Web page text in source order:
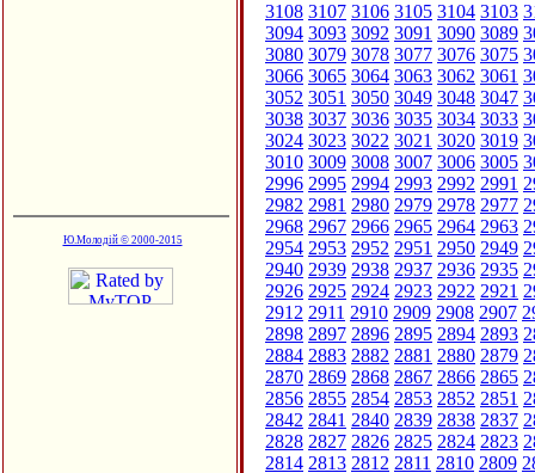
Ю.Молодій © 2000-2015
3108 3107 3106 3105 3104 3103
3094 3093 3092 3091 3090 3089
3080 3079 3078 3077 3076 3075
3066 3065 3064 3063 3062 3061
3052 3051 3050 3049 3048 3047
3038 3037 3036 3035 3034 3033
3024 3023 3022 3021 3020 3019
3010 3009 3008 3007 3006 3005
2996 2995 2994 2993 2992 2991
2982 2981 2980 2979 2978 2977
2968 2967 2966 2965 2964 2963
2954 2953 2952 2951 2950 2949
2940 2939 2938 2937 2936 2935
2926 2925 2924 2923 2922 2921
2912 2911 2910 2909 2908 2907
2898 2897 2896 2895 2894 2893
2884 2883 2882 2881 2880 2879
2870 2869 2868 2867 2866 2865
2856 2855 2854 2853 2852 2851
2842 2841 2840 2839 2838 2837
2828 2827 2826 2825 2824 2823
2814 2813 2812 2811 2810 2809